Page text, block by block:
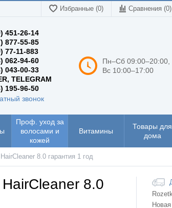
Избранные (0) Сравнения (0)
451-26-14
877-55-85
77-11-883
062-94-60
043-00-33
TELEGRAM
195-96-50
звонок
Пн–Сб 09:00–20:00,
Вс 10:00–17:00
Проф. уход за
волосами и
кожей
Витамины
Товары для
дома
8.0 гарантия 1 год
8.0